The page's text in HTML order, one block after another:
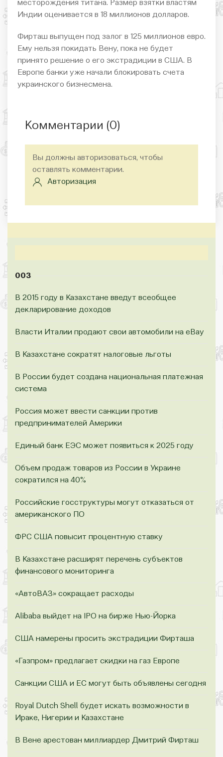
месторождения титана. Размер взятки властям
Индии оценивается в 18 миллионов долларов.
Фирташ выпущен под залог в 125 миллионов евро.
Ему нельзя покидать Вену, пока не будет
принято решение о его экстрадиции в США. В
Европе банки уже начали блокировать счета
украинского бизнесмена.
Комментарии (0)
Вы должны авторизоваться, чтобы
оставлять комментарии.
Авторизация
003
В 2015 году в Казахстане введут всеобщее
декларирование доходов
Власти Италии продают свои автомобили на eBay
В Казахстане сократят налоговые льготы
В России будет создана национальная платежная
система
Россия может ввести санкции против
предпринимателей Америки
Единый банк ЕЭС может появиться к 2025 году
Объем продаж товаров из России в Украине
сократился на 40%
Российские госструктуры могут отказаться от
американского ПО
ФРС США повысит процентную ставку
В Казахстане расширят перечень субъектов
финансового мониторинга
«АвтоВАЗ» сокращает расходы
Аlibaba выйдет на IPO на бирже Нью-Йорка
США намерены просить экстрадиции Фирташа
«Газпром» предлагает скидки на газ Европе
Санкции США и ЕС могут быть объявлены сегодня
Royal Dutch Shell будет искать возможности в
Ираке, Нигерии и Казахстане
В Вене арестован миллиардер Дмитрий Фирташ